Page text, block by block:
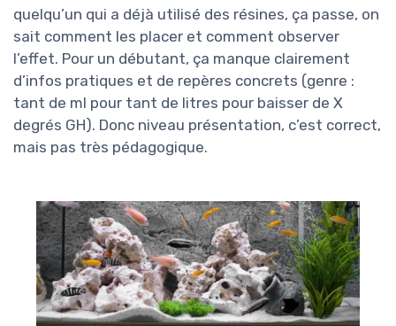
quelqu’un qui a déjà utilisé des résines, ça passe, on
sait comment les placer et comment observer
l’effet. Pour un débutant, ça manque clairement
d’infos pratiques et de repères concrets (genre :
tant de ml pour tant de litres pour baisser de X
degrés GH). Donc niveau présentation, c’est correct,
mais pas très pédagogique.